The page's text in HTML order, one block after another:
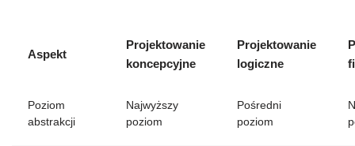
Aspekt
Projektowanie
koncepcyjne
Projektowanie
logiczne
Poziom
abstrakcji
Najwyższy
poziom
Pośredni
poziom